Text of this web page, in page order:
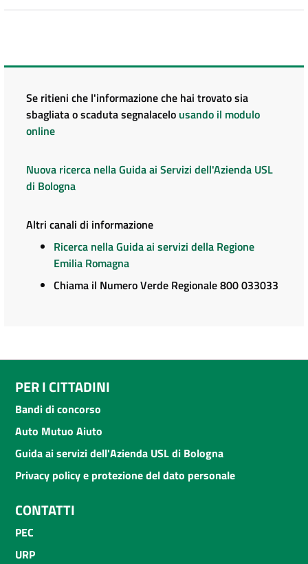
Se ritieni che l'informazione che hai trovato sia
sbagliata o scaduta segnalacelo usando il modulo
online
Nuova ricerca nella Guida ai Servizi dell'Azienda USL
di Bologna
Altri canali di informazione
Ricerca nella Guida ai servizi della Regione
Emilia Romagna
Chiama il Numero Verde Regionale 800 033033
PER I CITTADINI
Bandi di concorso
Auto Mutuo Aiuto
Guida ai servizi dell'Azienda USL di Bologna
Privacy policy e protezione del dato personale
CONTATTI
PEC
URP